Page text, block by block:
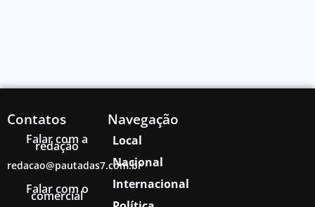
Contatos
Falar com a
redação
redacao@pautadas7.com.br
Falar com o
comercial
Navegação
Local
Nacional
Internacional